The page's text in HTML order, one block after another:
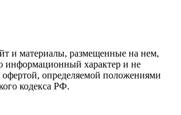
и материалы, размещенные на нем,
информационный характер и не
определяемой положениями
кодекса РФ.